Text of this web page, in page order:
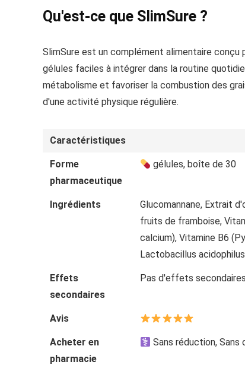
Qu'est-ce que SlimSure ?
SlimSure est un complément alimentaire
gélules faciles à intégrer dans la routine
métabolisme et favoriser la combustion des
d'une activité physique régulière.
Caractéristiques
Forme
pharmaceutique
gélules, boîte de 30
Ingrédients
Glucomannane, Extrait
fruits de framboise,
calcium), Vitamine B6
Lactobacillus
Effets
secondaires
Pas d'effets secondaires
Avis
Acheter en
pharmacie
Sans réduction, Sans